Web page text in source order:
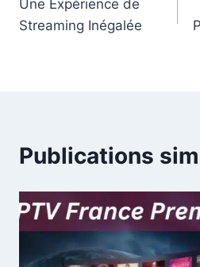
Une Expérience de
Streaming Inégalée
Publications